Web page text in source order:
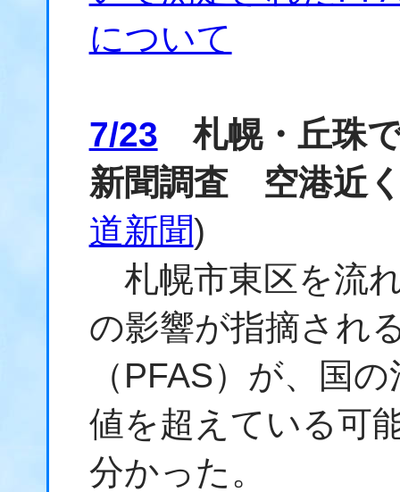
について
7/23 札幌・丘珠
新聞調査 空港近
道新聞)
札幌市東区を流
の影響が指摘され
（PFAS）が、国
値を超えている可
分かった。